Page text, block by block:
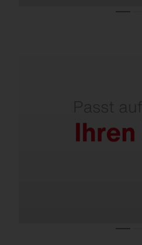
können in der Regel
werden.
Geringe